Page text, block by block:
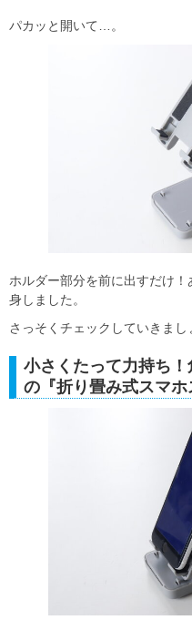
パカッと開いて…。
ホルダー部分を前に出すだけ
身しました。
さっそくチェックしていきまし
小さくたって力持ち
の『折り畳み式スマホ